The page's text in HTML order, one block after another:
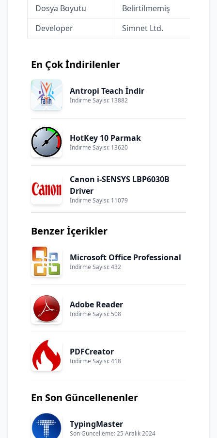
Dosya Boyutu
Belirtilmemiş
Developer
Simnet Ltd.
En Çok İndirilenler
Antropi Teach İndir
İndirme Sayısı: 13882
HotKey 10 Parmak
İndirme Sayısı: 13620
Canon i-SENSYS LBP6030B
Driver
İndirme Sayısı: 11079
Benzer İçerikler
Microsoft Office Professional
İndirme Sayısı: 432
Adobe Reader
İndirme Sayısı: 508
PDFCreator
İndirme Sayısı: 418
En Son Güncellenenler
TypingMaster
Son Güncelleme: 25 Aralık 2024